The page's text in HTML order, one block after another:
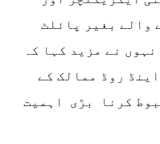
والے بغیر پائلٹ
نے مزید کہا کہ
روڈ ممالک کے
کرنا بڑی اہمیت